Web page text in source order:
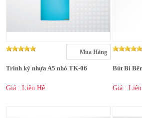
Mua Hàng
Trình ký nhựa A5 nhỏ TK-06
Giá : Liên Hệ
Bút Bi
Giá :